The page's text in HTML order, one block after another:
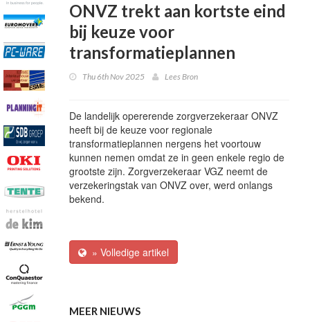
ONVZ trekt aan kortste eind
bij keuze voor
transformatieplannen
Thu 6th Nov 2025 Lees Bron
De landelijk opererende zorgverzekeraar ONVZ
heeft bij de keuze voor regionale
transformatieplannen nergens het voortouw
kunnen nemen omdat ze in geen enkele regio de
grootste zijn. Zorgverzekeraar VGZ neemt de
verzekeringstak van ONVZ over, werd onlangs
bekend.
» Volledige artikel
MEER NIEUWS